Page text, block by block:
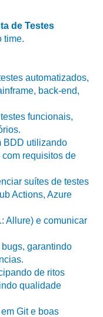
de Testes
time.
automatizados,
back-end,
funcionais,
BDD utilizando
requisitos de
suítes de testes
Actions, Azure
Allure) e comunicar
garantindo
de ritos
qualidade
Git e boas